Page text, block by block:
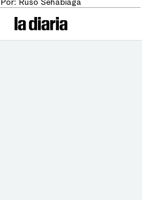
Por: Ruso Sehabiaga